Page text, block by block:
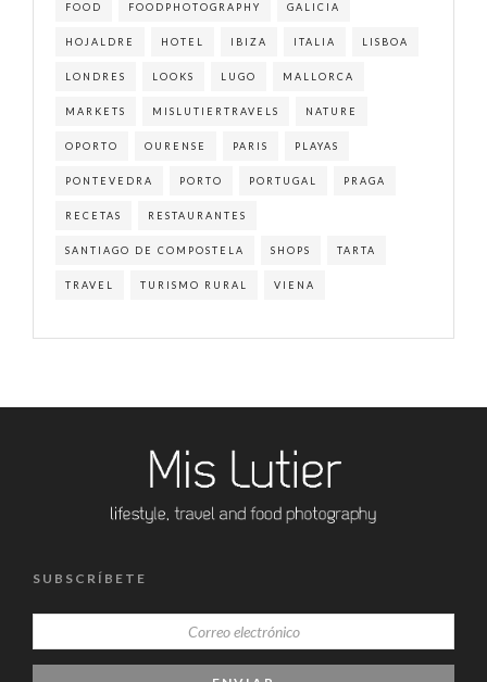
FOOD FOODPHOTOGRAPHY GALICIA
HOJALDRE HOTEL IBIZA ITALIA LISBOA
LONDRES LOOKS LUGO MALLORCA
MARKETS MISLUTIERTRAVELS NATURE
OPORTO OURENSE PARIS PLAYAS
PONTEVEDRA PORTO PORTUGAL PRAGA
RECETAS RESTAURANTES
SANTIAGO DE COMPOSTELA SHOPS TARTA
TRAVEL TURISMO RURAL VIENA
SUBSCRÍBETE